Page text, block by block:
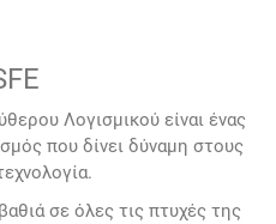
Λογισμικού είναι ένας
που δίνει δύναμη στους
σε όλες τις πτυχές της